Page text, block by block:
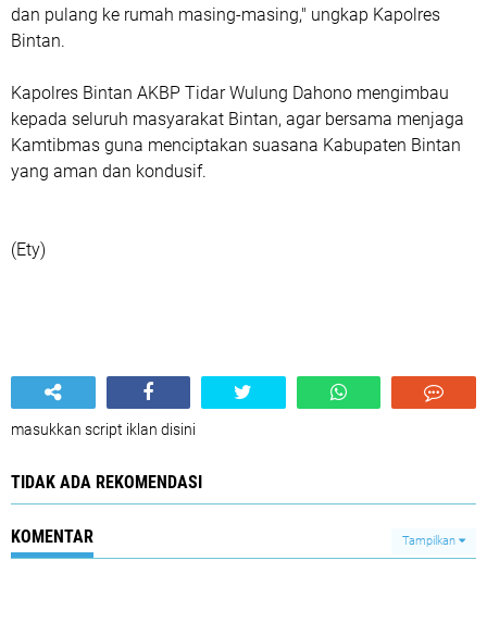
dan pulang ke rumah masing-masing," ungkap Kapolres
Bintan.
Kapolres Bintan AKBP Tidar Wulung Dahono mengimbau
kepada seluruh masyarakat Bintan, agar bersama menjaga
Kamtibmas guna menciptakan suasana Kabupaten Bintan
yang aman dan kondusif.
(Ety)
masukkan script iklan disini
TIDAK ADA REKOMENDASI
KOMENTAR Tampilkan